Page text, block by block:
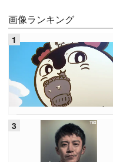
画像ランキング